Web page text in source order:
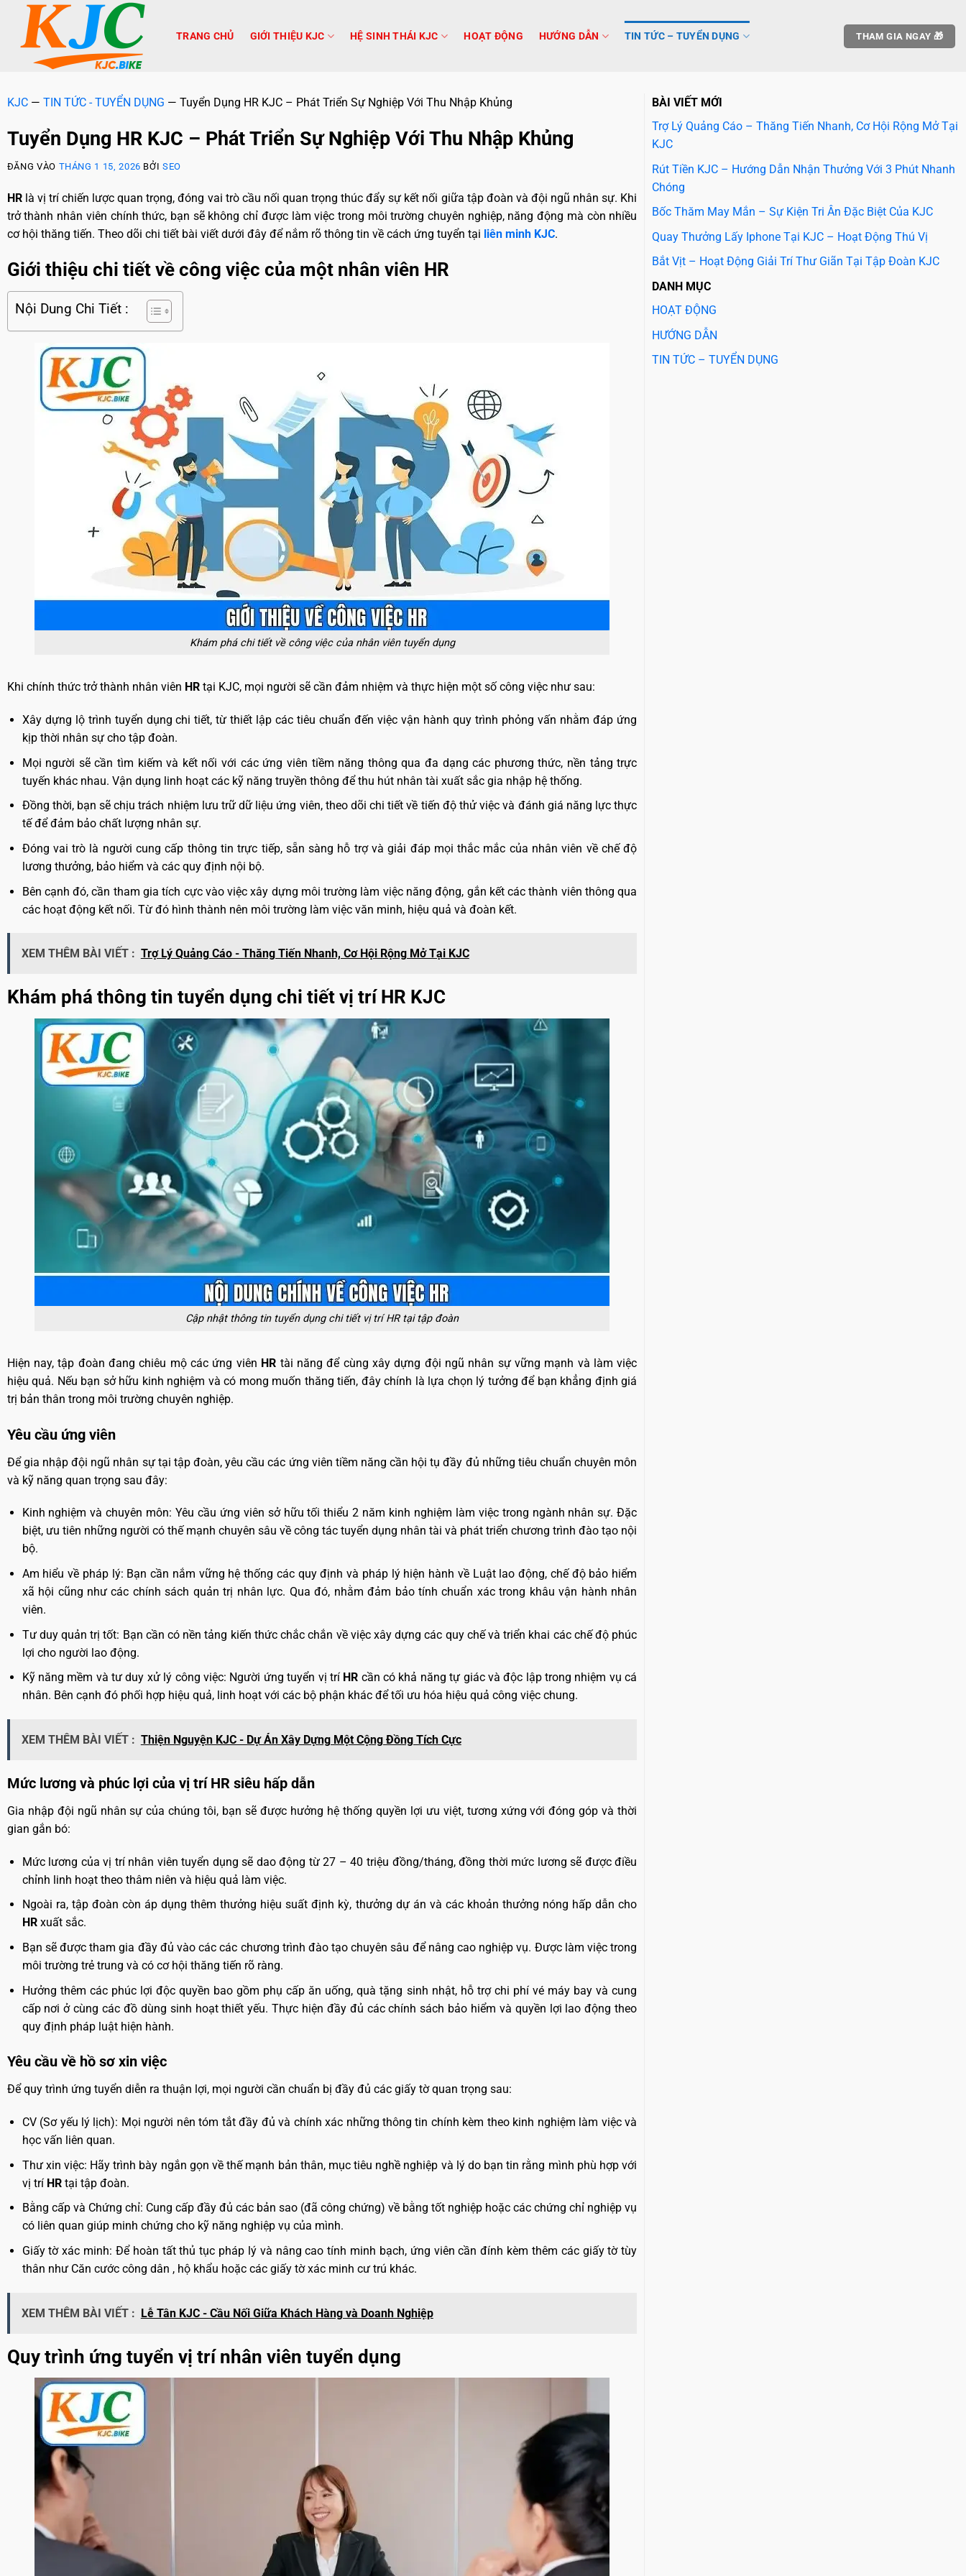
TRANG CHỦ GIỚI THIỆU KJC HỆ SINH THÁI KJC HOẠT ĐỘNG HƯỚNG DẪN TIN TỨC – TUYỂN DỤNG THAM GIA NGAY 🎁
KJC— TIN TỨC - TUYỂN DỤNG — Tuyển Dụng HR KJC – Phát Triển Sự Nghiệp Với Thu Nhập Khủng
Tuyển Dụng HR KJC – Phát Triển Sự Nghiệp Với Thu Nhập Khủng
ĐĂNG VÀO THÁNG 1 15, 2026 BỞISEO
HR là vị trí chiến lược quan trọng, đóng vai trò cầu nối quan trọng thúc đẩy sự kết nối giữa tập đoàn và đội ngũ nhân sự. Khi
trở thành nhân viên chính thức, bạn sẽ không chỉ được làm việc trong môi trường chuyên nghiệp, năng động mà còn nhiều
cơ hội thăng tiến. Theo dõi chi tiết bài viết dưới đây để nắm rõ thông tin về cách ứng tuyển tại liên minh KJC.
Giới thiệu chi tiết về công việc của một nhân viên HR
Nội Dung Chi Tiết :
Khám phá chi tiết về công việc của nhân viên tuyển dụng
Khi chính thức trở thành nhân viên HRtại KJC, mọi người sẽ cần đảm nhiệm và thực hiện một số công việc như sau:
Xây dựng lộ trình tuyển dụng chi tiết, từ thiết lập các tiêu chuẩn đến việc vận hành quy trình phỏng vấn nhằm đáp ứng
kịp thời nhân sự cho tập đoàn.
Mọi người sẽ cần tìm kiếm và kết nối với các ứng viên tiềm năng thông qua đa dạng các phương thức, nền tảng trực
tuyến khác nhau. Vận dụng linh hoạt các kỹ năng truyền thông để thu hút nhân tài xuất sắc gia nhập hệ thống.
Đồng thời, bạn sẽ chịu trách nhiệm lưu trữ dữ liệu ứng viên, theo dõi chi tiết về tiến độ thử việc và đánh giá năng lực thực
tế để đảm bảo chất lượng nhân sự.
Đóng vai trò là người cung cấp thông tin trực tiếp, sẵn sàng hỗ trợ và giải đáp mọi thắc mắc của nhân viên về chế độ
lương thưởng, bảo hiểm và các quy định nội bộ.
Bên cạnh đó, cần tham gia tích cực vào việc xây dựng môi trường làm việc năng động, gắn kết các thành viên thông qua
các hoạt động kết nối. Từ đó hình thành nên môi trường làm việc văn minh, hiệu quả và đoàn kết.
XEM THÊM BÀI VIẾT : Trợ Lý Quảng Cáo - Thăng Tiến Nhanh, Cơ Hội Rộng Mở Tại KJC
Khám phá thông tin tuyển dụng chi tiết vị trí HR KJC
Cập nhật thông tin tuyển dụng chi tiết vị trí HR tại tập đoàn
Hiện nay, tập đoàn đang chiêu mộ các ứng viên HR tài năng để cùng xây dựng đội ngũ nhân sự vững mạnh và làm việc
hiệu quả. Nếu bạn sở hữu kinh nghiệm và có mong muốn thăng tiến, đây chính là lựa chọn lý tưởng để bạn khẳng định giá
trị bản thân trong môi trường chuyên nghiệp.
Yêu cầu ứng viên
Để gia nhập đội ngũ nhân sự tại tập đoàn, yêu cầu các ứng viên tiềm năng cần hội tụ đầy đủ những tiêu chuẩn chuyên môn
và kỹ năng quan trọng sau đây:
Kinh nghiệm và chuyên môn: Yêu cầu ứng viên sở hữu tối thiểu 2 năm kinh nghiệm làm việc trong ngành nhân sự. Đặc
biệt, ưu tiên những người có thế mạnh chuyên sâu về công tác tuyển dụng nhân tài và phát triển chương trình đào tạo nội
bộ.
Am hiểu về pháp lý: Bạn cần nắm vững hệ thống các quy định và pháp lý hiện hành về Luật lao động, chế độ bảo hiểm
xã hội cũng như các chính sách quản trị nhân lực. Qua đó, nhằm đảm bảo tính chuẩn xác trong khâu vận hành nhân
viên.
Tư duy quản trị tốt: Bạn cần có nền tảng kiến thức chắc chắn về việc xây dựng các quy chế và triển khai các chế độ phúc
lợi cho người lao động.
Kỹ năng mềm và tư duy xử lý công việc: Người ứng tuyển vị trí HR cần có khả năng tự giác và độc lập trong nhiệm vụ cá
nhân. Bên cạnh đó phối hợp hiệu quả, linh hoạt với các bộ phận khác để tối ưu hóa hiệu quả công việc chung.
XEM THÊM BÀI VIẾT : Thiện Nguyện KJC - Dự Án Xây Dựng Một Cộng Đồng Tích Cực
Mức lương và phúc lợi của vị trí HR siêu hấp dẫn
Gia nhập đội ngũ nhân sự của chúng tôi, bạn sẽ được hưởng hệ thống quyền lợi ưu việt, tương xứng với đóng góp và thời
gian gắn bó:
Mức lương của vị trí nhân viên tuyển dụng sẽ dao động từ 27 – 40 triệu đồng/tháng, đồng thời mức lương sẽ được điều
chỉnh linh hoạt theo thâm niên và hiệu quả làm việc.
Ngoài ra, tập đoàn còn áp dụng thêm thưởng hiệu suất định kỳ, thưởng dự án và các khoản thưởng nóng hấp dẫn cho
HR xuất sắc.
Bạn sẽ được tham gia đầy đủ vào các các chương trình đào tạo chuyên sâu để nâng cao nghiệp vụ. Được làm việc trong
môi trường trẻ trung và có cơ hội thăng tiến rõ ràng.
Hưởng thêm các phúc lợi độc quyền bao gồm phụ cấp ăn uống, quà tặng sinh nhật, hỗ trợ chi phí vé máy bay và cung
cấp nơi ở cùng các đồ dùng sinh hoạt thiết yếu. Thực hiện đầy đủ các chính sách bảo hiểm và quyền lợi lao động theo
quy định pháp luật hiện hành.
Yêu cầu về hồ sơ xin việc
Để quy trình ứng tuyển diễn ra thuận lợi, mọi người cần chuẩn bị đầy đủ các giấy tờ quan trọng sau:
CV (Sơ yếu lý lịch): Mọi người nên tóm tắt đầy đủ và chính xác những thông tin chính kèm theo kinh nghiệm làm việc và
học vấn liên quan.
Thư xin việc: Hãy trình bày ngắn gọn về thế mạnh bản thân, mục tiêu nghề nghiệp và lý do bạn tin rằng mình phù hợp với
vị trí HR tại tập đoàn.
Bằng cấp và Chứng chỉ: Cung cấp đầy đủ các bản sao (đã công chứng) về bằng tốt nghiệp hoặc các chứng chỉ nghiệp vụ
có liên quan giúp minh chứng cho kỹ năng nghiệp vụ của mình.
Giấy tờ xác minh: Để hoàn tất thủ tục pháp lý và nâng cao tính minh bạch, ứng viên cần đính kèm thêm các giấy tờ tùy
thân như Căn cước công dân , hộ khẩu hoặc các giấy tờ xác minh cư trú khác.
XEM THÊM BÀI VIẾT : Lễ Tân KJC - Cầu Nối Giữa Khách Hàng và Doanh Nghiệp
Quy trình ứng tuyển vị trí nhân viên tuyển dụng
BÀI VIẾT MỚI
Trợ Lý Quảng Cáo – Thăng Tiến Nhanh, Cơ Hội Rộng Mở Tại
KJC
Rút Tiền KJC – Hướng Dẫn Nhận Thưởng Với 3 Phút Nhanh
Chóng
Bốc Thăm May Mắn – Sự Kiện Tri Ân Đặc Biệt Của KJC
Quay Thưởng Lấy Iphone Tại KJC – Hoạt Động Thú Vị
Bắt Vịt – Hoạt Động Giải Trí Thư Giãn Tại Tập Đoàn KJC
DANH MỤC
HOẠT ĐỘNG
HƯỚNG DẪN
TIN TỨC – TUYỂN DỤNG